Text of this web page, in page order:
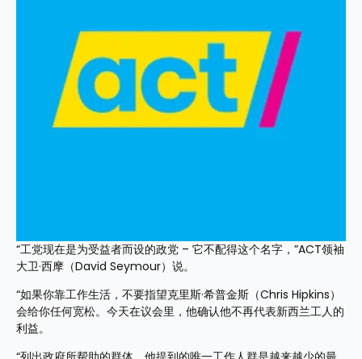
“工党现在是为受益者而设的政党 – 它不配得这个名字，”ACT领袖
大卫·西摩（David Seymour）说。
“如果你靠工作生活，不要指望克里斯·希普金斯（Chris Hipkins）
会给你任何宽松。今天在议会里，他确认他不再代表新西兰工人的
利益。